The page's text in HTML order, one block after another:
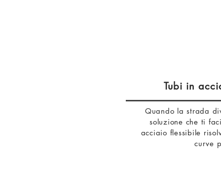
Tubi in
Quando la strada
soluzione che ti
acciaio flessibile
curve